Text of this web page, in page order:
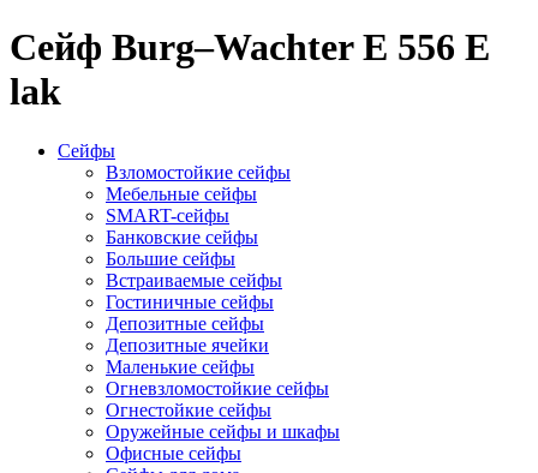
Сейф Burg–Wachter E 556 E
lak
Сейфы
Взломостойкие сейфы
Мебельные сейфы
SMART-сейфы
Банковские сейфы
Большие сейфы
Встраиваемые сейфы
Гостиничные сейфы
Депозитные сейфы
Депозитные ячейки
Маленькие сейфы
Огневзломостойкие сейфы
Огнестойкие сейфы
Оружейные сейфы и шкафы
Офисные сейфы